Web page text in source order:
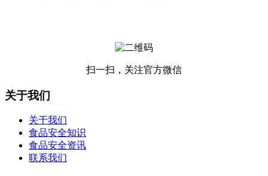
扫一扫，关注官方微信
关于我们
关于我们
食品安全知识
食品安全资讯
联系我们